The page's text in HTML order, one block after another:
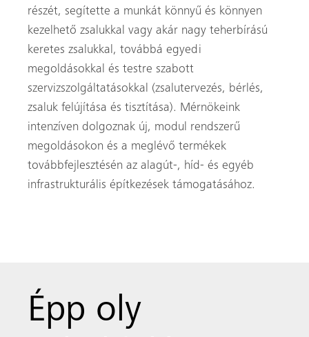
részét, segítette a munkát könnyű és könnyen
kezelhető zsalukkal vagy akár nagy teherbírású
keretes zsalukkal, továbbá egyedi
megoldásokkal és testre szabott
szervizszolgáltatásokkal (zsalutervezés, bérlés,
zsaluk felújítása és tisztítása). Mérnökeink
intenzíven dolgoznak új, modul rendszerű
megoldásokon és a meglévő termékek
továbbfejlesztésén az alagút-, híd- és egyéb
infrastrukturális építkezések támogatásához.
Épp oly